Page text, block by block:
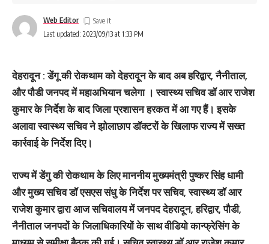
Last updated: 2023/09/13 at 1:33 PM
Web Editor
देहरादून : डेंगू की रोकथाम को देहरादून के बाद अब हरिद्वार, नैनीताल,
और पौडी जनपद में महाअभियान चलेगा । स्वास्थ्य सचिव डॉ आर राजेश
कुमार के निर्देश के बाद जिला प्रशासन हरकत में आ गए हैं। इसके
अलावा स्‍वास्‍थ्‍य सचिव ने झोलाछाप डॉक्टरों के खिलाफ राज्य में सख्‍त
कार्रवाई के निर्देश दिए।
राज्य में डेंगु की रोकथाम के लिए माननीय मुख्यमंत्री पुष्कर सिंह धामी
और मुख्य सचिव डॉ एसएस संधु के निर्देश पर सचिव, स्वास्थ्य डॉ आर
राजेश कुमार द्वारा आज सचिवालय में जनपद देहरादून, हरिद्वार, पौडी,
नैनीताल जनपदों के जिलाधिकारियों के साथ वीडियो कान्फ्रेसिंग के